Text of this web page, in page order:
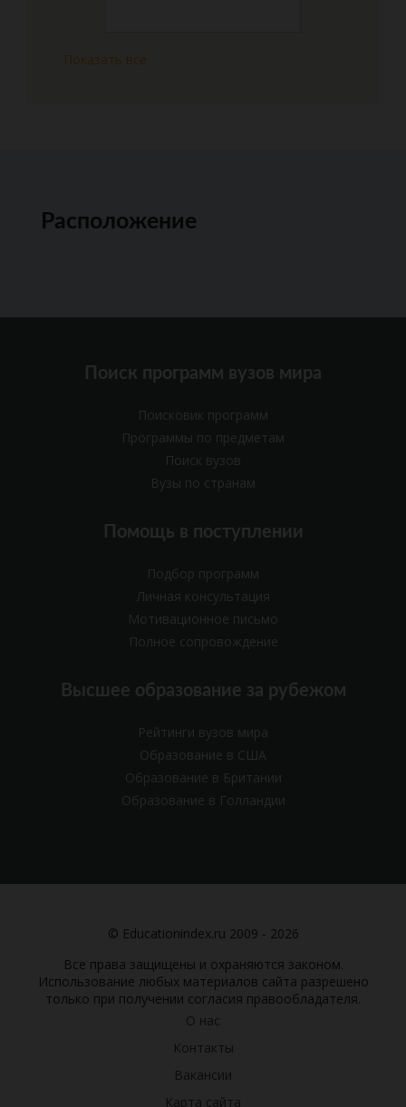
Показать все
Расположение
Поиск программ вузов мира
Поисковик программ
Программы по предметам
Поиск вузов
Вузы по странам
Помощь в поступлении
Подбор программ
Личная консультация
Мотивационное письмо
Полное сопровождение
Высшее образование за рубежом
Рейтинги вузов мира
Образование в США
Образование в Британии
Образование в Голландии
© Educationindex.ru 2009 - 2026
Все права защищены и охраняются законом.
Использование любых материалов сайта разрешено
только при получении согласия правообладателя.
О нас
Контакты
Вакансии
Карта сайта